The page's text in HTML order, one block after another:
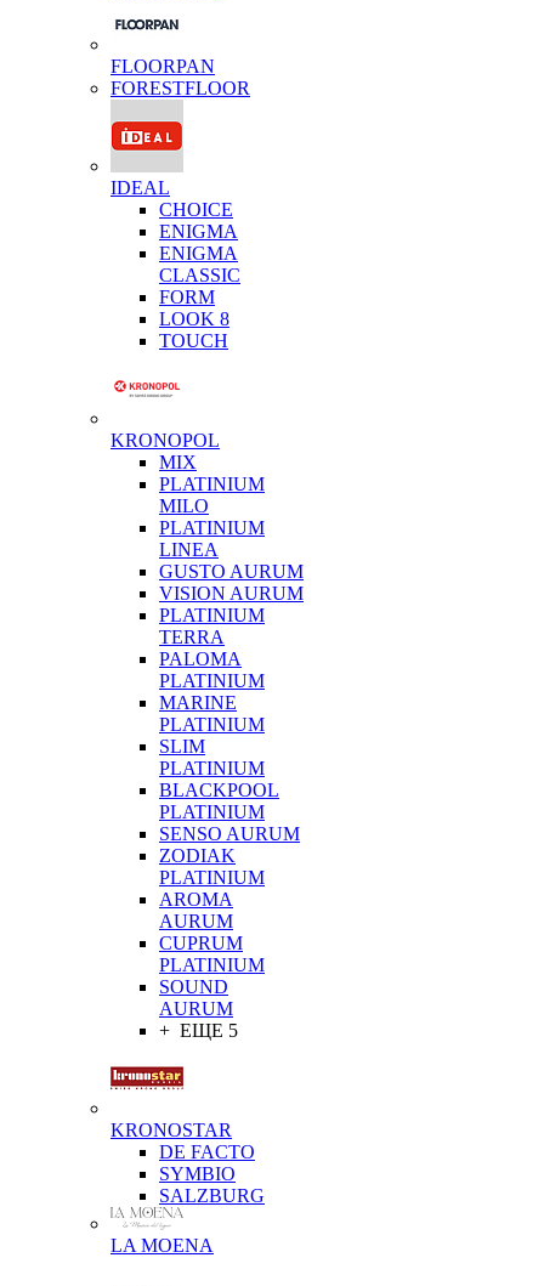
FLOORPAN
FORESTFLOOR
IDEAL
CHOICE
ENIGMA
ENIGMA
CLASSIC
FORM
LOOK 8
TOUCH
KRONOPOL
MIX
PLATINIUM
MILO
PLATINIUM
LINEA
GUSTO AURUM
VISION AURUM
PLATINIUM
TERRA
PALOMA
PLATINIUM
MARINE
PLATINIUM
SLIM
PLATINIUM
BLACKPOOL
PLATINIUM
SENSO AURUM
ZODIAK
PLATINIUM
AROMA
AURUM
CUPRUM
PLATINIUM
SOUND
AURUM
+ ЕЩЕ 5
KRONOSTAR
DE FACTO
SYMBIO
SALZBURG
LA MOENA